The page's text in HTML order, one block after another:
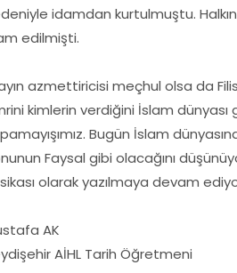
idamdan kurtulmuştu.
edilmişti.
azmettiricisi meçhul olsa da
kimlerin verdiğini İslam
Bugün İslam
Faysal gibi olacağını
olarak yazılmaya devam
AK
AİHL Tarih Öğretmeni